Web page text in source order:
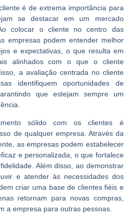
é de extrema importância para
se destacar em um mercado
colocar o cliente no centro das
empresas podem entender melhor
e expectativas, o que resulta em
alinhados com o que o cliente
a avaliação centrada no cliente
identifiquem oportunidades de
que estejam sempre um
sólido com os clientes é
de qualquer empresa. Através da
as empresas podem estabelecer
e personalizada, o que fortalece
Além disso, ao demonstrar
e atender às necessidades dos
criar uma base de clientes fiéis e
retornam para novas compras,
a empresa para outras pessoas.